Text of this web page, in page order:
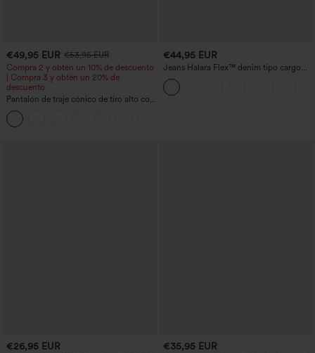
€49,95 EUR €53,95 EUR
Compra 2 y obtén un 10% de descuento
| Compra 3 y obtén un 20% de
descuento
Pantalón de traje cónico de tiro alto con
bolsillos
€44,95 EUR
Jeans Halara Flex™ denim tipo cargo
elásticos de pierna recta con múltiples
bolsillos
€26,95 EUR €35,95 EUR